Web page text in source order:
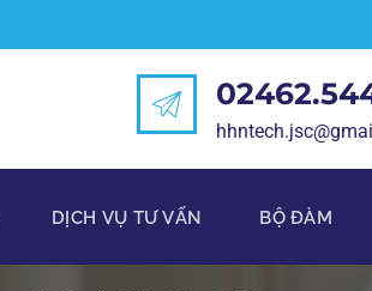
DỊCH VỤ TƯ VẤN BỘ ĐÀM